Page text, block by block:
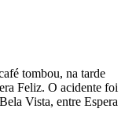
tombou, na tarde
Feliz. O acidente foi
Vista, entre Espera